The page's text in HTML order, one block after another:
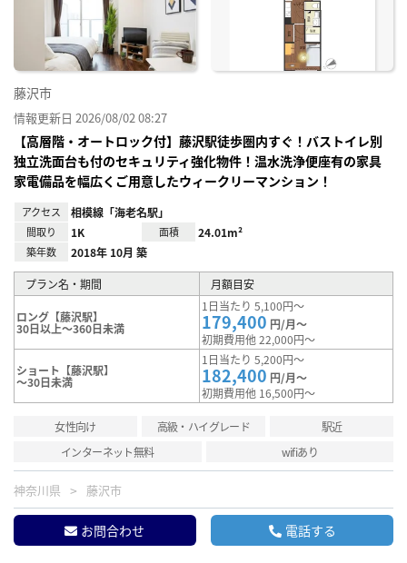
藤沢市
情報更新日 2026/08/02 08:27
【高層階・オートロック付】藤沢駅徒歩圏内すぐ！バストイレ別
独立洗面台も付のセキュリティ強化物件！温水洗浄便座有の家具
家電備品を幅広くご用意したウィークリーマンション！
アクセス 相模線「海老名駅」
間取り 1K 面積 24.01m²
築年数 2018年 10月 築
プラン名・期間 月額目安
ロング【藤沢駅】
30日以上～360日未満
1日当たり 5,100円～
179,400 円/月～
初期費用他 22,000円～
ショート【藤沢駅】
～30日未満
1日当たり 5,200円～
182,400 円/月～
初期費用他 16,500円～
女性向け 高級・ハイグレード
駅近
インターネット無料
wifiあり
神奈川県 藤沢市
お問合わせ 電話する